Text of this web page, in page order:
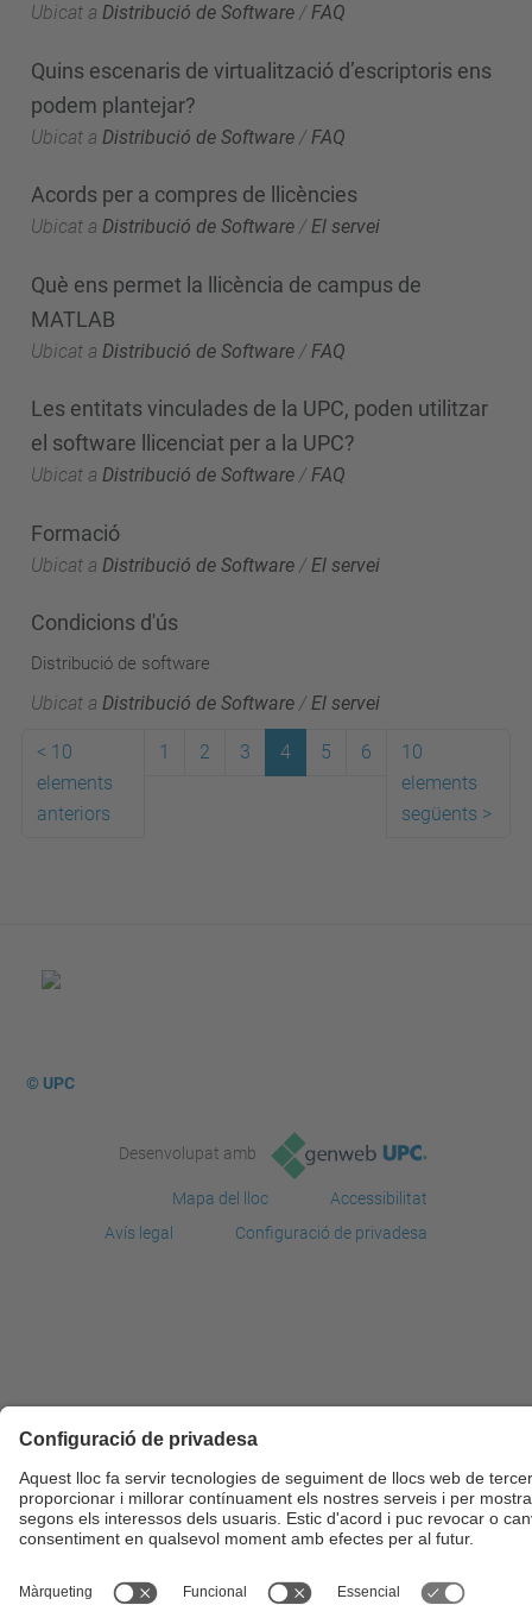
Ubicat a Distribució de Software /FAQ
Quins escenaris de virtualització d’escriptoris ens
podem plantejar?
Ubicat a Distribució de Software / FAQ
Acords per a compres de llicències
Ubicat a Distribució de Software /El servei
Què ens permet la llicència de campus de
MATLAB
Ubicat a Distribució de Software / FAQ
Les entitats vinculades de la UPC, poden utilitzar
el software llicenciat per a la UPC?
Ubicat a Distribució de Software /FAQ
Formació
Ubicat a Distribució de Software / El servei
Condicions d'ús
Distribució de software
Ubicat a Distribució de Software /El servei
< 10
elements
anteriors
1 2 3 4 5 6
10
elements
següents >
© UPC
Desenvolupat amb
Mapa del lloc
Accessibilitat
Avís legal
Configuració de privadesa